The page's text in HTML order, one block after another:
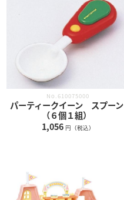
No.610075000
パーティークイーン スプーン
（６個１組）
1,056 円（税込）